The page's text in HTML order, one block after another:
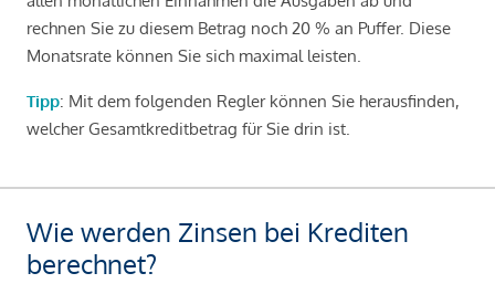
rechnen Sie zu diesem Betrag noch 20 % an Puffer. Diese
Monatsrate können Sie sich maximal leisten.
Tipp: Mit dem folgenden Regler können Sie herausfinden,
welcher Gesamtkreditbetrag für Sie drin ist.
Wie werden Zinsen bei Krediten
berechnet?